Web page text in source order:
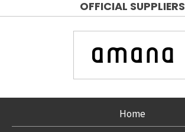
OFFICIAL SUPPLIERS
Home